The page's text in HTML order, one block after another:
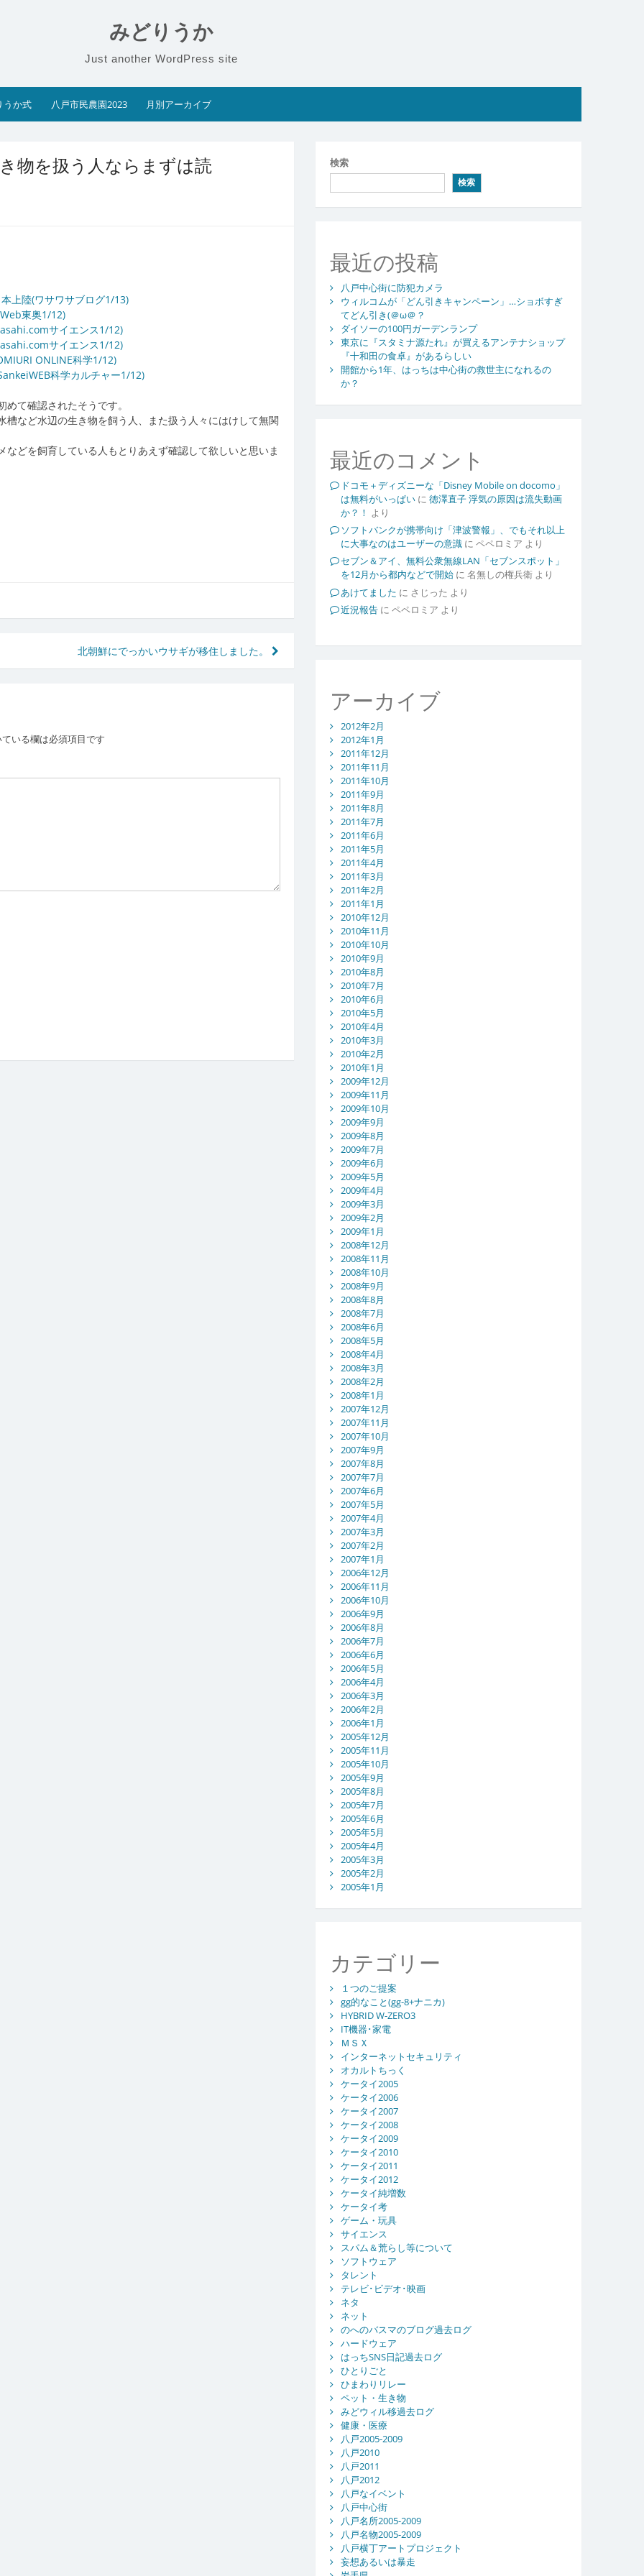
みどりうか
Just another WordPress site
うか式 八戸市民農園2023 月別アーカイブ
物を扱う人ならまずは読
上陸(ワサワサブログ1/13)
東奥1/12)
サイエンス1/12)
サイエンス1/12)
ONLINE科学1/12)
科学カルチャー1/12)
て確認されたそうです。
槽など水辺の生き物を飼う人、また扱う人々にはけして無関
どを飼育している人もとりあえず確認して欲しいと思いま
北朝鮮にでっかいウサギが移住しました。
いる欄は必須項目です
検索
検索
最近の投稿
八戸中心街に防犯カメラ
ウィルコムが「どん引きキャンペーン」…ショボすぎ
てどん引き(＠ω＠？
ダイソーの100円ガーデンランプ
東京に『スタミナ源たれ』が買えるアンテナショップ
『十和田の食卓』があるらしい
開館から1年、はっちは中心街の救世主になれるの
か？
最近のコメント
ドコモ＋ディズニーな「Disney Mobile on docomo」
は無料がいっぱいに 徳澤直子 浮気の原因は流失動画
か？！ より
ソフトバンクが携帯向け「津波警報」、でもそれ以上
に大事なのはユーザーの意識に ペペロミア より
セブン＆アイ、無料公衆無線LAN「セブンスポット」
を12月から都内などで開始に 名無しの権兵衛より
あけてました に さじった より
近況報告に ペペロミア より
アーカイブ
2012年2月
2012年1月
2011年12月
2011年11月
2011年10月
2011年9月
2011年8月
2011年7月
2011年6月
2011年5月
2011年4月
2011年3月
2011年2月
2011年1月
2010年12月
2010年11月
2010年10月
2010年9月
2010年8月
2010年7月
2010年6月
2010年5月
2010年4月
2010年3月
2010年2月
2010年1月
2009年12月
2009年11月
2009年10月
2009年9月
2009年8月
2009年7月
2009年6月
2009年5月
2009年4月
2009年3月
2009年2月
2009年1月
2008年12月
2008年11月
2008年10月
2008年9月
2008年8月
2008年7月
2008年6月
2008年5月
2008年4月
2008年3月
2008年2月
2008年1月
2007年12月
2007年11月
2007年10月
2007年9月
2007年8月
2007年7月
2007年6月
2007年5月
2007年4月
2007年3月
2007年2月
2007年1月
2006年12月
2006年11月
2006年10月
2006年9月
2006年8月
2006年7月
2006年6月
2006年5月
2006年4月
2006年3月
2006年2月
2006年1月
2005年12月
2005年11月
2005年10月
2005年9月
2005年8月
2005年7月
2005年6月
2005年5月
2005年4月
2005年3月
2005年2月
2005年1月
カテゴリー
１つのご提案
gg的なこと(gg-8+ナニカ)
HYBRID W-ZERO3
IT機器･家電
ＭＳＸ
インターネットセキュリティ
オカルトちっく
ケータイ2005
ケータイ2006
ケータイ2007
ケータイ2008
ケータイ2009
ケータイ2010
ケータイ2011
ケータイ2012
ケータイ純増数
ケータイ考
ゲーム・玩具
サイエンス
スパム＆荒らし等について
ソフトウェア
タレント
テレビ･ビデオ･映画
ネタ
ネット
のへのバスマのブログ過去ログ
ハードウェア
はっちSNS日記過去ログ
ひとりごと
ひまわりリレー
ペット・生き物
みどウィル移過去ログ
健康・医療
八戸2005-2009
八戸2010
八戸2011
八戸2012
八戸なイベント
八戸中心街
八戸名所2005-2009
八戸名物2005-2009
八戸横丁アートプロジェクト
妄想あるいは暴走